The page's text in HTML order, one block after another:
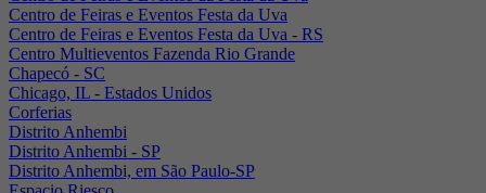
Centro de Feiras e Eventos Festa da Uva
Centro de Feiras e Eventos Festa da Uva - RS
Centro Multieventos Fazenda Rio Grande
Chapecó - SC
Chicago, IL - Estados Unidos
Corferias
Distrito Anhembi
Distrito Anhembi - SP
Distrito Anhembi, em São Paulo-SP